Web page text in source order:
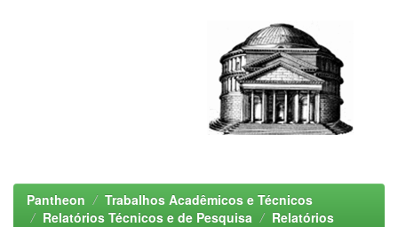
Pantheon
Trabalhos Acadêmicos e Técnicos
Relatórios Técnicos e de Pesquisa
Relatórios